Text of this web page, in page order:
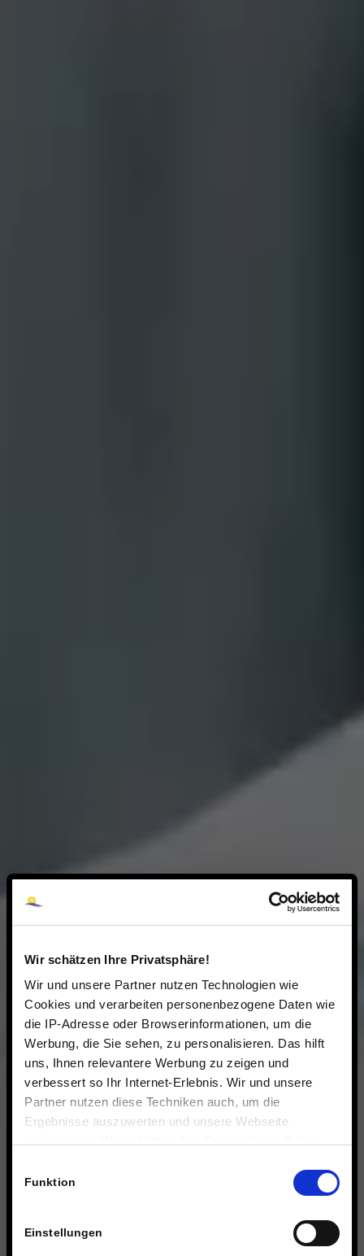
Wir schätzen Ihre Privatsphäre!
Wir und unsere Partner nutzen Technologien wie
Cookies und verarbeiten personenbezogene Daten wie
die IP-Adresse oder Browserinformationen, um die
Werbung, die Sie sehen, zu personalisieren. Das hilft
uns, Ihnen relevantere Werbung zu zeigen und
verbessert so Ihr Internet-Erlebnis. Wir und unsere
Partner nutzen diese Techniken auch, um die
Ergebnisse auszuwerten und unsere Webseite
Technologien.
Funktion
Einstellungen